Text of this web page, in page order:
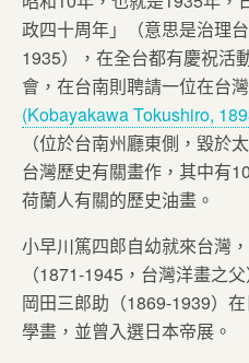
政四十周年」（意思是治理
1935），在全台都有慶祝活
會，在台南則聘請一位在台
(Kobayakawa Tokushiro,
（位於台南州廳東側，毀於
台灣歷史有關畫作，其中有
荷蘭人有關的歷史油畫。
小早川篤四郎自幼就來台灣
（1871-1945，台灣洋畫之
岡田三郎助（1869-1939）
學畫，並曾入選日本帝展。